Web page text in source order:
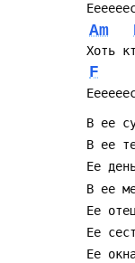
Am
Хоть
F
В ее
В ее
Ее
В ее
Ее
Ее
Ее